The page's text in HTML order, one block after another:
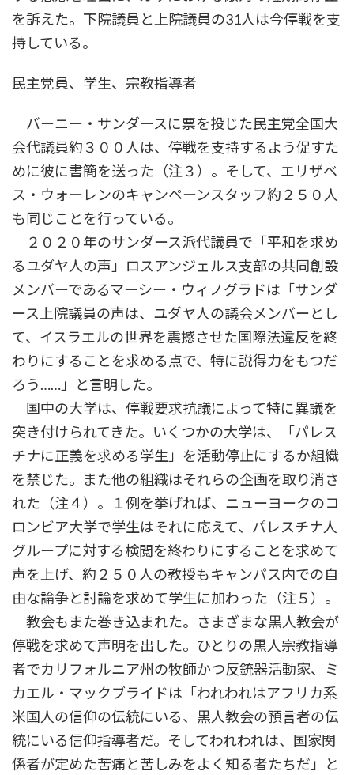
を訴えた。下院議員と上院議員の31人は今停戦を支
持している。
民主党員、学生、宗教指導者
バーニー・サンダースに票を投じた民主党全国大
会代議員約３００人は、停戦を支持するよう促すた
めに彼に書簡を送った（注３）。そして、エリザベ
ス・ウォーレンのキャンペーンスタッフ約２５０人
も同じことを行っている。
２０２０年のサンダース派代議員で「平和を求め
るユダヤ人の声」ロスアンジェルス支部の共同創設
メンバーであるマーシー・ウィノグラドは「サンダ
ース上院議員の声は、ユダヤ人の議会メンバーとし
て、イスラエルの世界を震撼させた国際法違反を終
わりにすることを求める点で、特に説得力をもつだ
ろう……」と言明した。
国中の大学は、停戦要求抗議によって特に異議を
突き付けられてきた。いくつかの大学は、「パレス
チナに正義を求める学生」を活動停止にするか組織
を禁じた。また他の組織はそれらの企画を取り消さ
れた（注４）。１例を挙げれば、ニューヨークのコ
ロンビア大学で学生はそれに応えて、パレスチナ人
グループに対する検閲を終わりにすることを求めて
声を上げ、約２５０人の教授もキャンパス内での自
由な論争と討論を求めて学生に加わった（注５）。
教会もまた巻き込まれた。さまざまな黒人教会が
停戦を求めて声明を出した。ひとりの黒人宗教指導
者でカリフォルニア州の牧師かつ反銃器活動家、ミ
カエル・マックブライドは「われわれはアフリカ系
米国人の信仰の伝統にいる、黒人教会の預言者の伝
統にいる信仰指導者だ。そしてわれわれは、国家関
係者が定めた苦痛と苦しみをよく知る者たちだ」と